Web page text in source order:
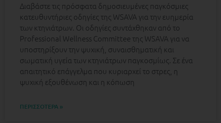
Διαβάστε τις πρόσφατα δημοσιευμένες παγκόσμιες
κατευθυντήριες οδηγίες της WSAVA για την ευημερία
των κτηνιάτρων. Οι οδηγίες συντάχθηκαν από το
Professional Wellness Committee της WSAVA για να
υποστηρίξουν την ψυχική, συναισθηματική και
σωματική υγεία των κτηνιάτρων παγκοσμίως. Σε ένα
απαιτητικό επάγγελμα που κυριαρχεί το στρες, η
ψυχική εξουθένωση και η κόπωση
ΠΕΡΙΣΣΟΤΕΡΑ »